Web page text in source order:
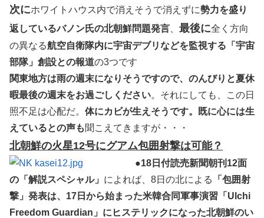
次にホワイトハウス内で消えそうで消えずに勢力を盛り
返しているバノン氏の北朝鮮問題発言
最後に全く方向
の異なる航空自衛隊内に宇宙デブリなどを監視する「宇宙
部隊」創設との報道の3つです
関東地方は雨の週末になりそうですので、のんびりと夏休
暇最後の週末をお過ごしください。それにしても、この日
照不足は心配だ。 体にカビが生えそうです。既に心には生
えているとの声も 聞こえてきますが・・・
北朝鮮の火星12号にグアム包囲射撃は可能？
●18日付読売新聞朝刊12面
の「解説スペシャル」 によれば、8日の北による
「包囲射
撃」発表は、17日から始まった米韓合同軍事演習「Ulchi
Freedom Guardian」にヒステリックになった北朝鮮のい